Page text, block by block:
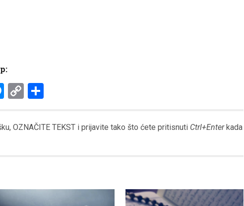
Messenger
CopyShare
OZNAČITE TEKST i prijavite tako što ćete pritisnuti Ctrl+Enterkada